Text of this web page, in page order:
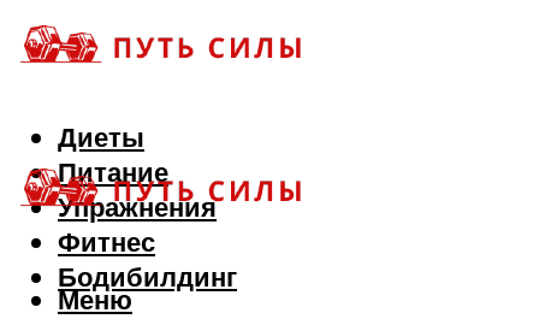
Диеты
Питание
Упражнения
Фитнес
Бодибилдинг
Меню